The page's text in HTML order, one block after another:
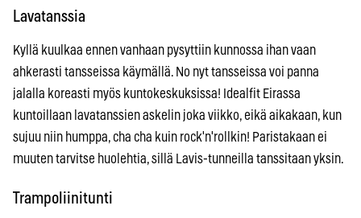
Lavatanssia
Kyllä kuulkaa ennen vanhaan pysyttiin kunnossa ihan vaan
ahkerasti tansseissa käymällä. No nyt tansseissa voi panna
jalalla koreasti myös kuntokeskuksissa! Idealfit Eirassa
kuntoillaan lavatanssien askelin joka viikko, eikä aikakaan, kun
sujuu niin humppa, cha cha kuin rock'n'rollkin! Paristakaan ei
muuten tarvitse huolehtia, sillä Lavis-tunneilla tanssitaan yksin.
Trampoliinitunti